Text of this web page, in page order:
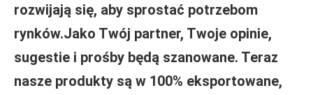
rozwijają się, aby sprostać potrzebom
rynków.Jako Twój partner, Twoje opinie,
sugestie i prośby będą szanowane. Teraz
nasze produkty są w 100% eksportowane,